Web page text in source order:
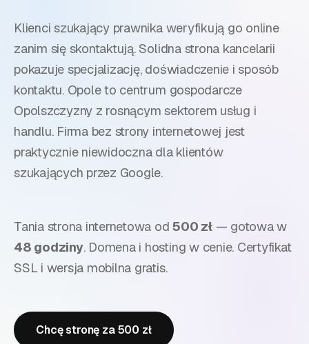
Klienci szukający prawnika weryfikują go online
zanim się skontaktują. Solidna strona kancelarii
pokazuje specjalizację, doświadczenie i sposób
kontaktu. Opole to centrum gospodarcze
Opolszczyzny z rosnącym sektorem usług i
handlu. Firma bez strony internetowej jest
praktycznie niewidoczna dla klientów
szukających przez Google.
Tania strona internetowa od500 zł— gotowa w
48 godziny. Domena i hosting w cenie. Certyfikat
SSL i wersja mobilna gratis.
Chcę stronę za 500 zł